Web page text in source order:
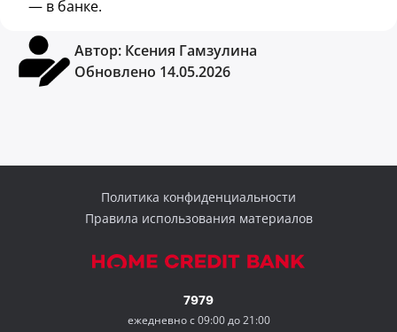
— в банке.
Автор: Ксения Гамзулина
Обновлено 14.05.2026
Политика конфиденциальности
Правила использования материалов
7979
ежедневно с 09:00 до 21:00